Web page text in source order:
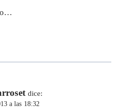
dice:
a las 18:32